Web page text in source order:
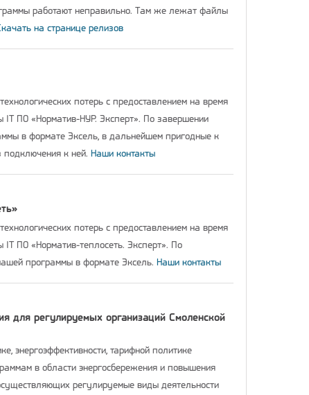
работают неправильно. Там же лежат файлы
на странице релизов
потерь с предоставлением на время
ПО «Норматив-НУР. Эксперт». По завершении
в формате Эксель, в дальнейшем пригодные к
подключения к ней. Наши контакты
потерь с предоставлением на время
ПО «Норматив-теплосеть. Эксперт». По
программы в формате Эксель. Наши контакты
для регулируемых организаций Смоленской
энергоэффективности, тарифной политике
в области энергосбережения и повышения
регулируемые виды деятельности